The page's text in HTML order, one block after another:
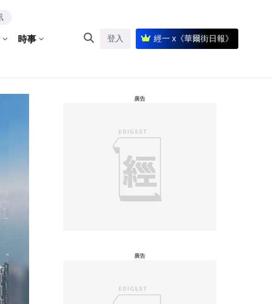
時事 登入 經一 x《華爾街日報》
廣告
廣告